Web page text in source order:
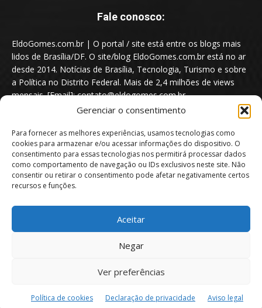
Gerenciar o consentimento
Para fornecer as melhores experiências, usamos tecnologias como
cookies para armazenar e/ou acessar informações do dispositivo. O
consentimento para essas tecnologias nos permitirá processar dados
como comportamento de navegação ou IDs exclusivos neste site. Não
consentir ou retirar o consentimento pode afetar negativamente certos
recursos e funções.
Aceitar
Negar
Ver preferências
Política de cookies Declaração de privacidade Aviso legal
Fale conosco:
EldoGomes.com.br | O portal / site está entre os blogs mais
lidos de Brasília/DF. O site/blog EldoGomes.com.br está no ar
desde 2014. Notícias de Brasília, Tecnologia, Turismo e sobre
a Política no Distrito Federal. Mais de 2,4 milhões de views
mensais. [Email]: contato@eldogomes.com.br
Portal EldoGomes.com.br | Entre os Blogs mais lidos de Brasília/DF. |
Quem é “Eldo Gomes”
Política de privacidade
Isenção de Responsabilidade
Contato